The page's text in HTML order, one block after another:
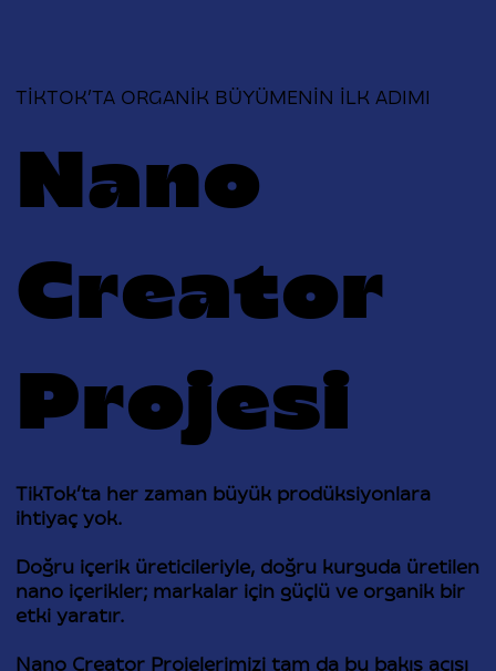
TİKTOK’TA ORGANİK BÜYÜMENİN İLK ADIMI
Nano
Creator
Projesi
TikTok’ta her zaman büyük prodüksiyonlara
ihtiyaç yok.
Doğru içerik üreticileriyle, doğru kurguda üretilen
nano içerikler; markalar için güçlü ve organik bir
etki yaratır.
Nano Creator Projelerimizi tam da bu bakış açısı